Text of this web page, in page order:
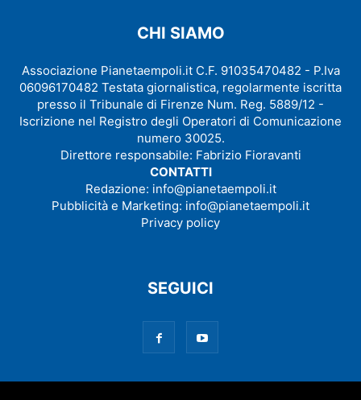
CHI SIAMO
Associazione Pianetaempoli.it C.F. 91035470482 - P.Iva
06096170482 Testata giornalistica, regolarmente iscritta
presso il Tribunale di Firenze Num. Reg. 5889/12 -
Iscrizione nel Registro degli Operatori di Comunicazione
numero 30025.
Direttore responsabile: Fabrizio Fioravanti
CONTATTI
Redazione: info@pianetaempoli.it
Pubblicità e Marketing: info@pianetaempoli.it
Privacy policy
SEGUICI